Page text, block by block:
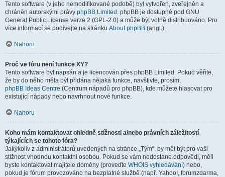
Tento software (v jeho nemodifikované podobě) byl vytvořen, zveřejněn a
chráněn autorskými právy phpBB Limited . phpBB je dostupné pod GNU
General Public License verze 2 (GPL-2.0) a může být volně distribuováno. Pro
více informací se podívejte na stránku About phpBB (angl.).
Nahoru
Proč ve fóru není funkce XY?
Tento software byl napsán a je licencován přes phpBB Limited. Pokud věříte,
že by do něho měla být přidána nějaká funkce, navštivte, prosím,
phpBB Ideas Centre (Centrum nápadů pro phpBB), kde můžete hlasovat pro
existující nápady nebo navrhnout nové funkce.
Nahoru
Koho mám kontaktovat ohledně stížnosti a/nebo právních záležitostí
týkajících se tohoto fóra?
Jakýkoliv z administrátorů uvedených na stránce „Tým“, by měl být pro vaši
stížnost vhodnou kontaktní osobou. Pokud se vám nedostane odpovědi, měli
byste kontaktovat majitele domény (proveďte WHOIS vyhledávání) nebo,
pokud je fórum provozováno na bezplatné službě (např. Yahoo!, forumzdarma,